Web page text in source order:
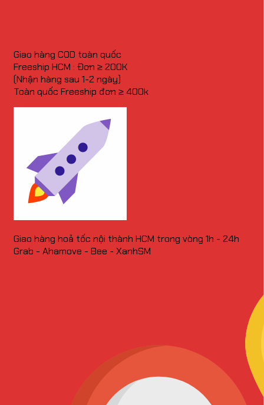
Giao hàng COD toàn quốc
Freeship HCM : Đơn ≥ 200K
(Nhận hàng sau 1-2 ngày)
Toàn quốc Freeship đơn ≥ 400k
Giao hàng hoả tốc nội thành HCM trong vòng 1h - 24h
Grab - Ahamove - Bee - XanhSM